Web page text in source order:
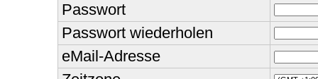
Passwort
Passwort wiederholen
eMail-Adresse